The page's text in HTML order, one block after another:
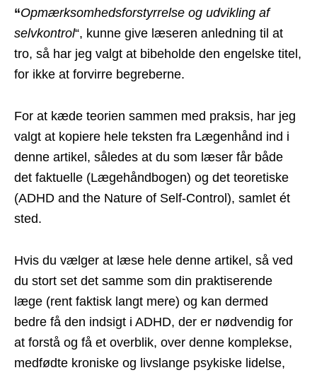
“Opmærksomhedsforstyrrelse og udvikling af
selvkontrol“, kunne give læseren anledning til at
tro, så har jeg valgt at bibeholde den engelske titel,
for ikke at forvirre begreberne.
For at kæde teorien sammen med praksis, har jeg
valgt at kopiere hele teksten fra Lægenhånd ind i
denne artikel, således at du som læser får både
det faktuelle (Lægehåndbogen) og det teoretiske
(ADHD and the Nature of Self-Control), samlet ét
sted.
Hvis du vælger at læse hele denne artikel, så ved
du stort set det samme som din praktiserende
læge (rent faktisk langt mere) og kan dermed
bedre få den indsigt i ADHD, der er nødvendig for
at forstå og få et overblik, over denne komplekse,
medfødte kroniske og livslange psykiske lidelse,